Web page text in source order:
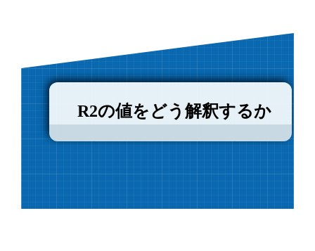
R2の値をどう解釈するか